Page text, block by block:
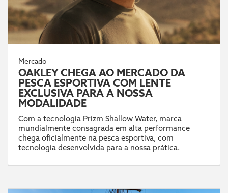
Mercado
OAKLEY CHEGA AO MERCADO DA
PESCA ESPORTIVA COM LENTE
EXCLUSIVA PARA A NOSSA
MODALIDADE
Com a tecnologia Prizm Shallow Water, marca
mundialmente consagrada em alta performance
chega oficialmente na pesca esportiva, com
tecnologia desenvolvida para a nossa prática.